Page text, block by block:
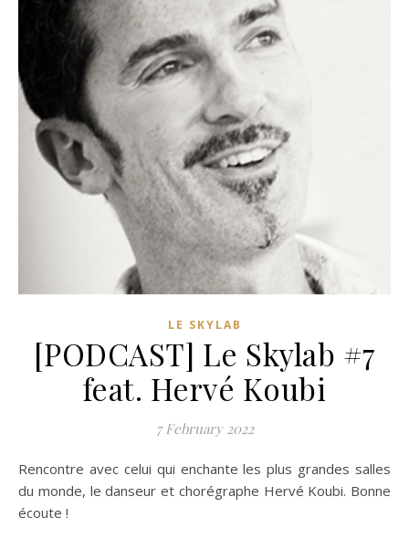
LE SKYLAB
[PODCAST] Le Skylab #7
feat. Hervé Koubi
7 February 2022
Rencontre avec celui qui enchante les plus grandes salles
du monde, le danseur et chorégraphe Hervé Koubi. Bonne
écoute !